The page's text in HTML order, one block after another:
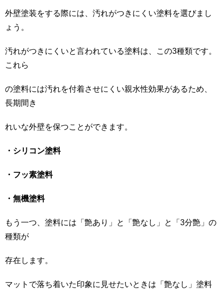
外壁塗装をする際には、汚れがつきにくい塗料を選びまし
ょう。
汚れがつきにくいと言われている塗料は、この3種類です。
これら
の塗料には汚れを付着させにくい親水性効果があるため、
長期間き
れいな外壁を保つことができます。
・シリコン塗料
・フッ素塗料
・無機塗料
もう一つ、塗料には「艶あり」と「艶なし」と「3分艶」の
種類が
存在します。
マットで落ち着いた印象に見せたいときは「艶なし」塗料